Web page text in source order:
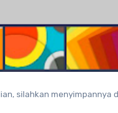
silahkan menyimpannya